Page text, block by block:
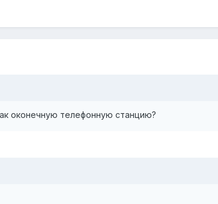
оконечную телефонную станцию?